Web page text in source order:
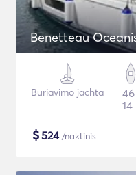
Benetteau
Buriavimo jachta
14
$524/naktinis